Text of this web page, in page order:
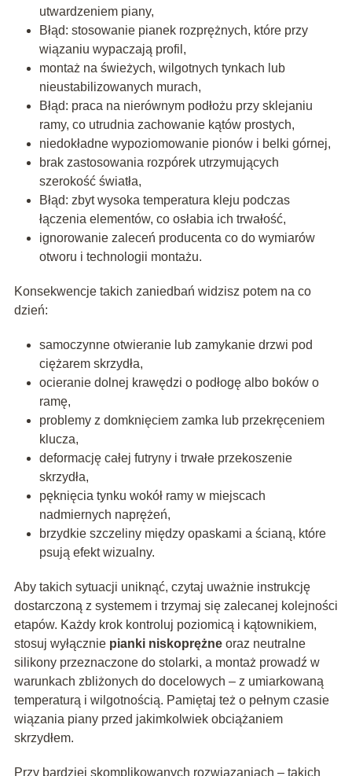
utwardzeniem piany,
Błąd: stosowanie pianek rozprężnych, które przy
wiązaniu wypaczają profil,
montaż na świeżych, wilgotnych tynkach lub
nieustabilizowanych murach,
Błąd: praca na nierównym podłożu przy sklejaniu
ramy, co utrudnia zachowanie kątów prostych,
niedokładne wypoziomowanie pionów i belki górnej,
brak zastosowania rozpórek utrzymujących
szerokość światła,
Błąd: zbyt wysoka temperatura kleju podczas
łączenia elementów, co osłabia ich trwałość,
ignorowanie zaleceń producenta co do wymiarów
otworu i technologii montażu.
Konsekwencje takich zaniedbań widzisz potem na co
dzień:
samoczynne otwieranie lub zamykanie drzwi pod
ciężarem skrzydła,
ocieranie dolnej krawędzi o podłogę albo boków o
ramę,
problemy z domknięciem zamka lub przekręceniem
klucza,
deformację całej futryny i trwałe przekoszenie
skrzydła,
pęknięcia tynku wokół ramy w miejscach
nadmiernych naprężeń,
brzydkie szczeliny między opaskami a ścianą, które
psują efekt wizualny.
Aby takich sytuacji uniknąć, czytaj uważnie instrukcję
dostarczoną z systemem i trzymaj się zalecanej kolejności
etapów. Każdy krok kontroluj poziomicą i kątownikiem,
stosuj wyłącznie pianki niskoprężneoraz neutralne
silikony przeznaczone do stolarki, a montaż prowadź w
warunkach zbliżonych do docelowych – z umiarkowaną
temperaturą i wilgotnością. Pamiętaj też o pełnym czasie
wiązania piany przed jakimkolwiek obciążaniem
skrzydłem.
Przy bardziej skomplikowanych rozwiązaniach – takich